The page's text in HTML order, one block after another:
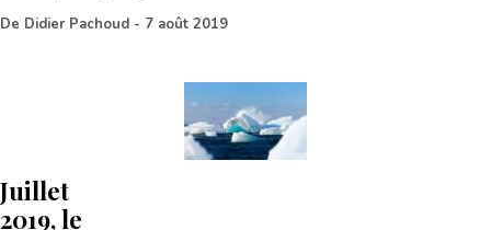
De Didier Pachoud - 7 août 2019
Juillet
2019, le